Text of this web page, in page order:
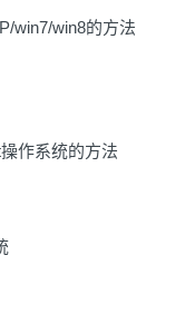
win7/win8的方法
作系统的方法